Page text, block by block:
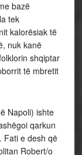
bazë
tek
kalorësiak të
nuk kanë
shqiptar
të mbretit
Napoli) ishte
qarkun
Fati e desh që
Robert/o